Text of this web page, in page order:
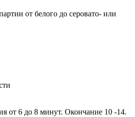
от белого до серовато- или
от 6 до 8 минут. Окончание 10 -14.